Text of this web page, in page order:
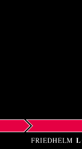
Griechenland